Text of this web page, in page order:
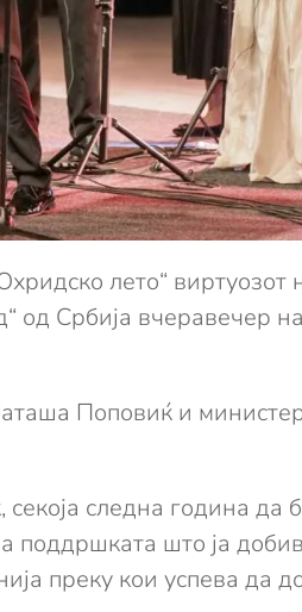
лето“
Србија вчеравечер
Поповиќ и
следна година да
поддршката што ја
преку кои успева да